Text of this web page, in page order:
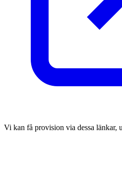
Vi kan få provision via dessa länkar,